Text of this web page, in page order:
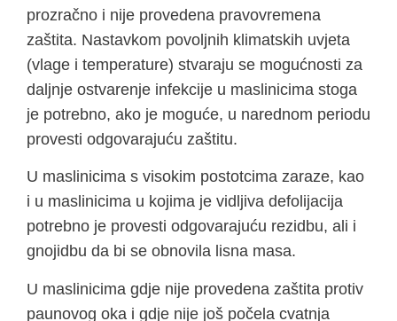
prozračno i nije provedena pravovremena
zaštita. Nastavkom povoljnih klimatskih uvjeta
(vlage i temperature) stvaraju se mogućnosti za
daljnje ostvarenje infekcije u maslinicima stoga
je potrebno, ako je moguće, u narednom periodu
provesti odgovarajuću zaštitu.
U maslinicima s visokim postotcima zaraze, kao
i u maslinicima u kojima je vidljiva defolijacija
potrebno je provesti odgovarajuću rezidbu, ali i
gnojidbu da bi se obnovila lisna masa.
U maslinicima gdje nije provedena zaštita protiv
paunovog oka i gdje nije još počela cvatnja